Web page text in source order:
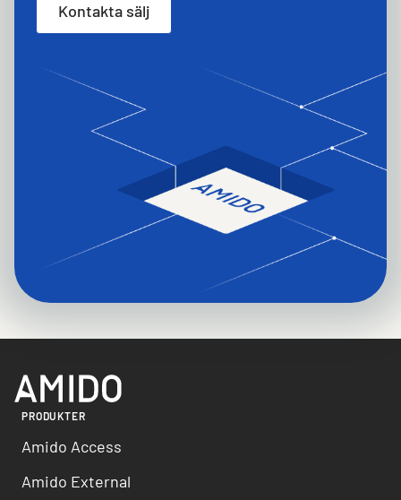
Kontakta sälj
PRODUKTER
Amido Access
Amido External